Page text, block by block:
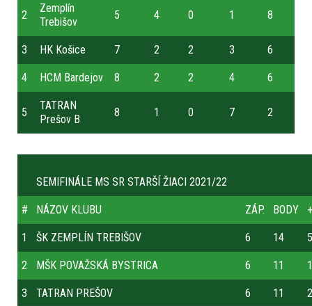
2
Zemplín
Trebišov
5 4 0 1 8
3 HK Košice 7 2 2 3 6
4 HCM Bardejov 8 2 2 4 6
5
TATRAN
Prešov B
8 1 0 7 2
SEMIFINÁLE MS SR STARŠÍ ŽIACI 2021/22
# NÁZOV KLUBU ZÁP. BODY
1 ŠK ZEMPLÍN TREBIŠOV 6 14
2 MŠK POVAŽSKÁ BYSTRICA 6 11
3 TATRAN PREŠOV 6 11